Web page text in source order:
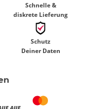
Schnelle &
diskrete Lieferung
Schutz
Deiner Daten